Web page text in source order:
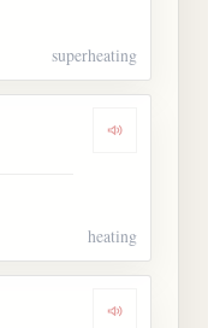
superheating
Dengarkan
heating